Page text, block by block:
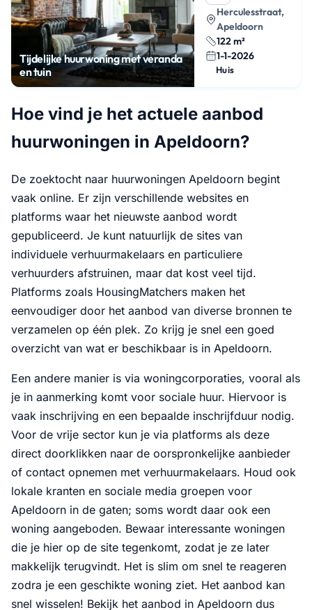
Tijdelijke huurwoning met veranda
en tuin
Herculesstraat,
Apeldoorn
122 m²
1-1-2026
Huis
Hoe vind je het actuele aanbod
huurwoningen in Apeldoorn?
De zoektocht naar huurwoningen Apeldoorn begint
vaak online. Er zijn verschillende websites en
platforms waar het nieuwste aanbod wordt
gepubliceerd. Je kunt natuurlijk de sites van
individuele verhuurmakelaars en particuliere
verhuurders afstruinen, maar dat kost veel tijd.
Platforms zoals HousingMatchers maken het
eenvoudiger door het aanbod van diverse bronnen te
verzamelen op één plek. Zo krijg je snel een goed
overzicht van wat er beschikbaar is in Apeldoorn.
Een andere manier is via woningcorporaties, vooral als
je in aanmerking komt voor sociale huur. Hiervoor is
vaak inschrijving en een bepaalde inschrijfduur nodig.
Voor de vrije sector kun je via platforms als deze
direct doorklikken naar de oorspronkelijke aanbieder
of contact opnemen met verhuurmakelaars. Houd ook
lokale kranten en sociale media groepen voor
Apeldoorn in de gaten; soms wordt daar ook een
woning aangeboden. Bewaar interessante woningen
die je hier op de site tegenkomt, zodat je ze later
makkelijk terugvindt. Het is slim om snel te reageren
zodra je een geschikte woning ziet. Het aanbod kan
snel wisselen! Bekijk het aanbod in Apeldoorn dus